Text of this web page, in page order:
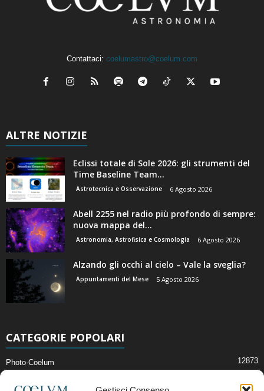
Contattaci: coelumastro@coelum.com
ALTRE NOTIZIE
Eclissi totale di Sole 2026: gli strumenti del
Time Baseline Team...
Astrotecnica e Osservazione 6 Agosto 2026
Abell 2255 nel radio più profondo di sempre:
nuova mappa del...
Astronomia, Astrofisica e Cosmologia 6 Agosto 2026
Alzando gli occhi al cielo – Vale la sveglia?
Appuntamenti del Mese 5 Agosto 2026
CATEGORIE POPOLARI
Photo-Coelum 12873